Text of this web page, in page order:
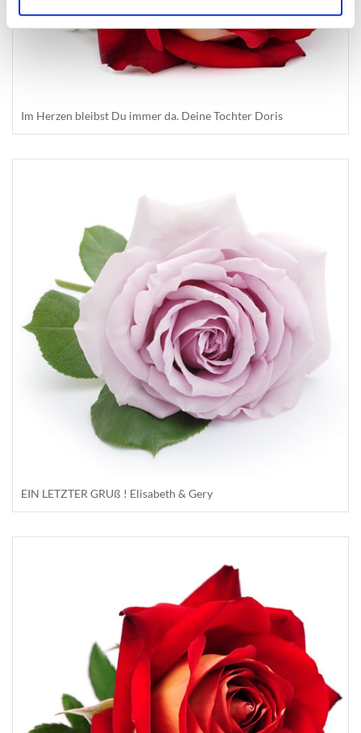
Im Herzen bleibst Du immer da. Deine Tochter Doris
EIN LETZTER GRUß ! Elisabeth & Gery